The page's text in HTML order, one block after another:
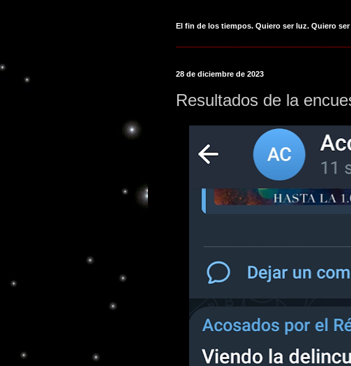
El fin de los tiempos. Quiero ser luz. Quiero
28 de diciembre de 2023
Resultados de la